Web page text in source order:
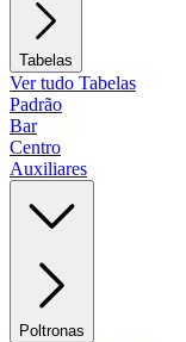
Tabelas
Ver tudo Tabelas
Padrão
Bar
Centro
Auxiliares
Poltronas